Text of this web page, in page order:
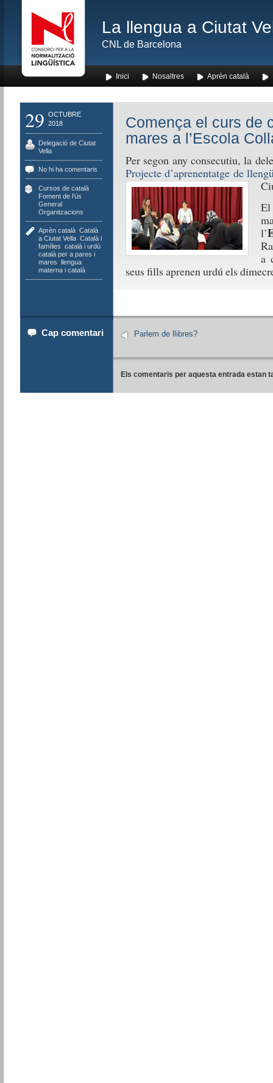
La llengua a Ciutat
CNL de Barcelona
Inici Nosaltres Aprèn català
29 OCTUBRE
2018
Delegació de Ciutat
Vella
No hi ha comentaris
Cursos de català,
Foment de l'ús
General,
Organitzacions
Aprèn català, Català
a Ciutat Vella, Català i
famílies català i urdú,
català per a pares i
mares llengua
materna i català
Comença el curs de
mares a l’Escola
Per segon any consecutiu, la
Projecte d’aprenentatge de
El
l’
a
seus fills aprenen urdú els
Cap comentari Parlem de llibres?
Els comentaris per aquesta entrada estan